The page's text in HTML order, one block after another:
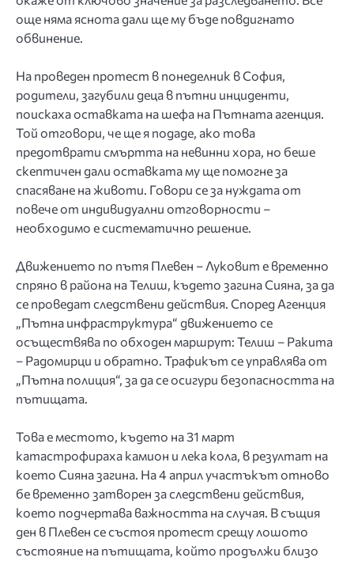
още няма яснота дали ще му бъде повдигнато
обвинение.
На проведен протест в понеделник в София,
родители, загубили деца в пътни инциденти,
поискаха оставката на шефа на Пътната агенция.
Той отговори, че ще я подаде, ако това
предотврати смъртта на невинни хора, но беше
скептичен дали оставката му ще помогне за
спасяване на животи. Говори се за нуждата от
повече от индивидуални отговорности –
необходимо е систематично решение.
Движението по пътя Плевен – Луковит е временно
спряно в района на Телиш, където загина Сияна, за да
се проведат следствени действия. Според Агенция
„Пътна инфраструктура“ движението се
осъществява по обходен маршрут: Телиш – Ракита
– Радомирци и обратно. Трафикът се управлява от
„Пътна полиция“, за да се осигури безопасността на
пътищата.
Това е местото, където на 31 март
катастрофираха камион и лека кола, в резултат на
което Сияна загина. На 4 април участъкът отново
бе временно затворен за следствени действия,
което подчертава важността на случая. В същия
ден в Плевен се състоя протест срещу лошото
състояние на пътищата, който продължи близо